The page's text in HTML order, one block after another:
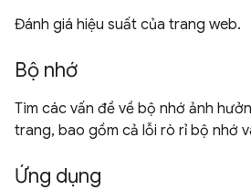
Đánh giá hiệu suất của trang web.
Bộ nhớ
Tìm các vấn đề về bộ nhớ ảnh
trang, bao gồm cả lỗi rò rỉ bộ nhớ
Ứng dụng